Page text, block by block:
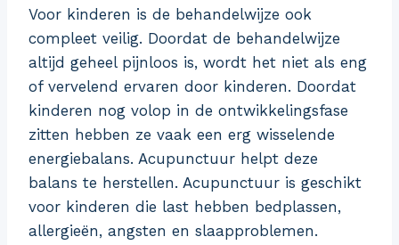
Voor kinderen is de behandelwijze ook
compleet veilig. Doordat de behandelwijze
altijd geheel pijnloos is, wordt het niet als eng
of vervelend ervaren door kinderen. Doordat
kinderen nog volop in de ontwikkelingsfase
zitten hebben ze vaak een erg wisselende
energiebalans. Acupunctuur helpt deze
balans te herstellen. Acupunctuur is geschikt
voor kinderen die last hebben bedplassen,
allergieën, angsten en slaapproblemen.